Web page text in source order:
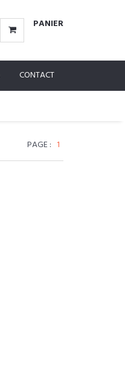
PANIER
CONTACT
PAGE : 1